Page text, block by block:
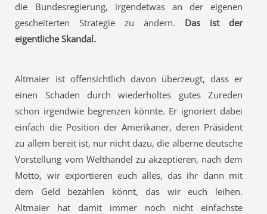
die Bundesregierung, irgendetwas an der eigenen
gescheiterten Strategie zu ändern. Das ist der
eigentliche Skandal.
Altmaier ist offensichtlich davon überzeugt, dass er
einen Schaden durch wiederholtes gutes Zureden
schon irgendwie begrenzen könnte. Er ignoriert dabei
einfach die Position der Amerikaner, deren Präsident
zu allem bereit ist, nur nicht dazu, die alberne deutsche
Vorstellung vom Welthandel zu akzeptieren, nach dem
Motto, wir exportieren euch alles, das ihr dann mit
dem Geld bezahlen könnt, das wir euch leihen.
Altmaier hat damit immer noch nicht einfachste